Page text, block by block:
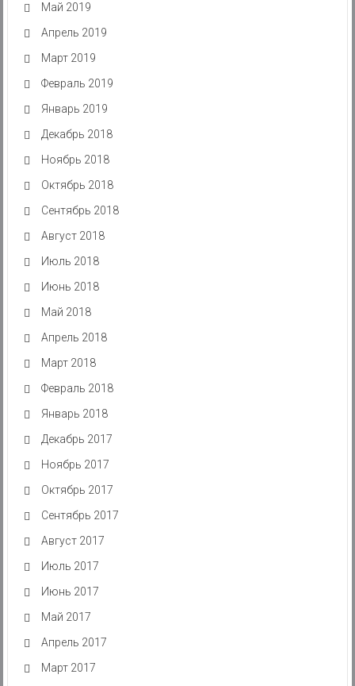
Май 2019
Апрель 2019
Март 2019
Февраль 2019
Январь 2019
Декабрь 2018
Ноябрь 2018
Октябрь 2018
Сентябрь 2018
Август 2018
Июль 2018
Июнь 2018
Май 2018
Апрель 2018
Март 2018
Февраль 2018
Январь 2018
Декабрь 2017
Ноябрь 2017
Октябрь 2017
Сентябрь 2017
Август 2017
Июль 2017
Июнь 2017
Май 2017
Апрель 2017
Март 2017